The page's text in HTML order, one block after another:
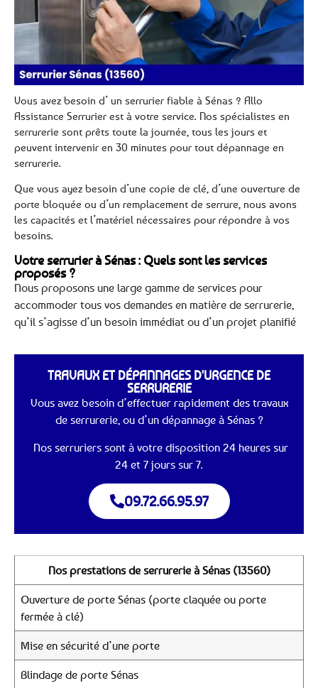
Vous avez besoin d’ un serrurier fiable à Sénas ? Allo
Assistance Serrurier est à votre service. Nos spécialistes en
serrurerie sont prêts toute la journée, tous les jours et
peuvent intervenir en 30 minutes pour tout dépannage en
serrurerie.
Que vous ayez besoin d’une copie de clé, d’une ouverture de
porte bloquée ou d’un remplacement de serrure, nous avons
les capacités et l’matériel nécessaires pour répondre à vos
besoins.
Votre serrurier à Sénas : Quels sont les services
proposés ?
Nous proposons une large gamme de services pour
accommoder tous vos demandes en matière de serrurerie,
qu’il s’agisse d’un besoin immédiat ou d’un projet planifié
TRAVAUX ET DÉPANNAGES D'URGENCE DE
SERRURERIE
Vous avez besoin d’effectuer rapidement des travaux
de serrurerie, ou d’un dépannage à Sénas ?
Nos serruriers sont à votre disposition 24 heures sur
24 et 7 jours sur 7.
09.72.66.95.97
Nos prestations de serrurerie à Sénas (13560)
Ouverture de porte Sénas (porte claquée ou porte
fermée à clé)
Mise en sécurité d’une porte
Blindage de porte Sénas